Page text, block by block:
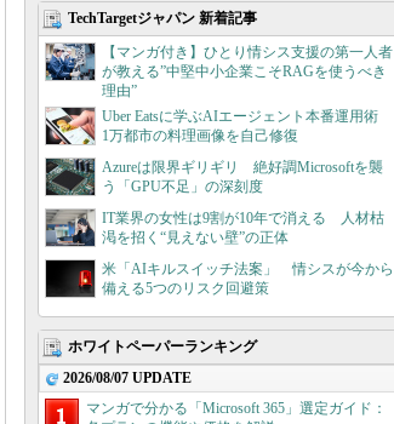
TechTargetジャパン 新着記事
【マンガ付き】ひとり情シス支援の第一人者
が教える”中堅中小企業こそRAGを使うべき
理由”
Uber Eatsに学ぶAIエージェント本番運用術
1万都市の料理画像を自己修復
Azureは限界ギリギリ 絶好調Microsoftを襲
う「GPU不足」の深刻度
IT業界の女性は9割が10年で消える 人材枯
渇を招く“見えない壁”の正体
米「AIキルスイッチ法案」 情シスが今から
備える5つのリスク回避策
ホワイトペーパーランキング
2026/08/07 UPDATE
マンガで分かる「Microsoft 365」選定ガイド：